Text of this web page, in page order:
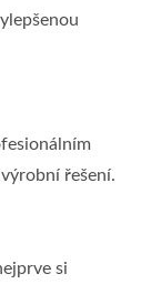
řešení.
si